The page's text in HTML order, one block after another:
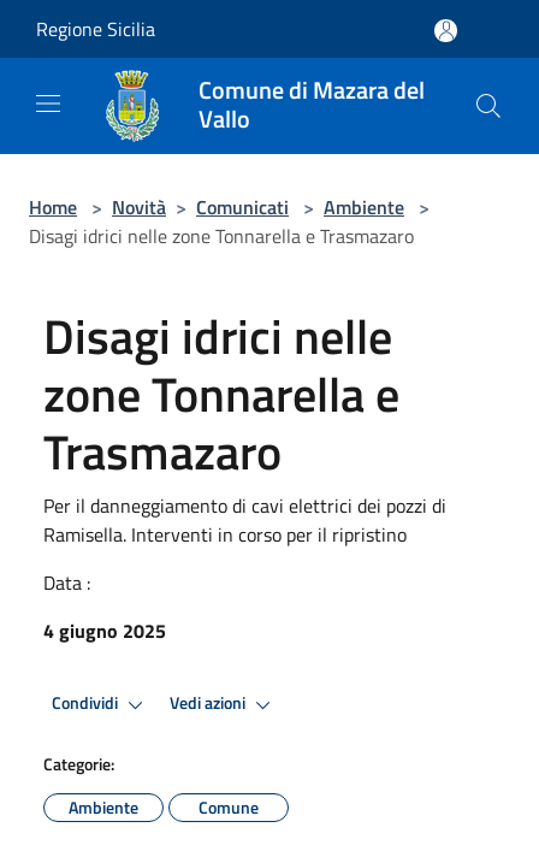
Regione Sicilia
Comune di Mazara del
Vallo
Home > Novità > Comunicati > Ambiente >
Disagi idrici nelle zone Tonnarella e Trasmazaro
Disagi idrici nelle
zone Tonnarella e
Trasmazaro
Per il danneggiamento di cavi elettrici dei pozzi di
Ramisella. Interventi in corso per il ripristino
Data :
4 giugno 2025
Condividi Vedi azioni
Categorie:
Ambiente
Comune